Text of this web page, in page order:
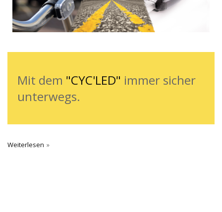
Mit dem "CYC'LED" immer sicher
unterwegs.
Weiterlesen